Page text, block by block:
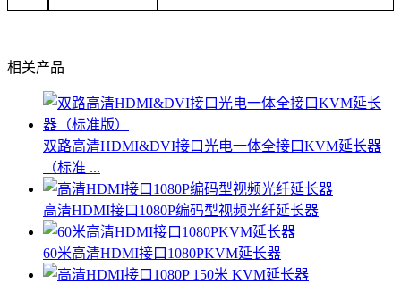
相关产品
双路高清HDMI&DVI接口光电一体全接口KVM延长器
（标准 ...
高清HDMI接口1080P编码型视频光纤延长器
60米高清HDMI接口1080PKVM延长器